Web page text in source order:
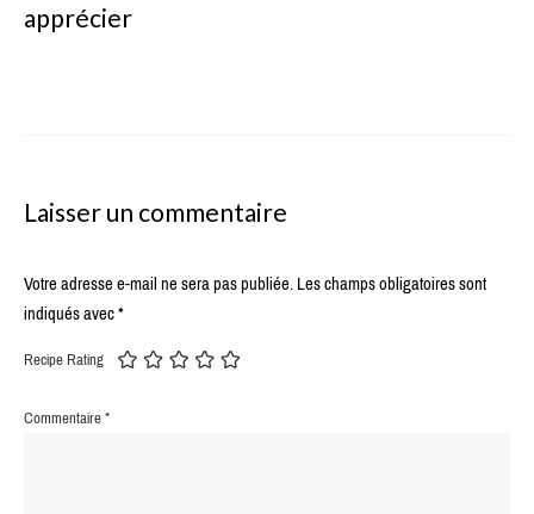
apprécier
Laisser un commentaire
Votre adresse e-mail ne sera pas publiée.Les champs obligatoires sont
indiqués avec*
Recipe Rating
Commentaire*